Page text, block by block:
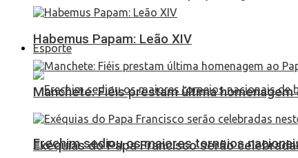
Esporte
Erechim sediou os maiores torneios
Habemus Papam: Leão XIV
Manchete: Fiéis prestam última
Exéquias do Papa Francisco serão